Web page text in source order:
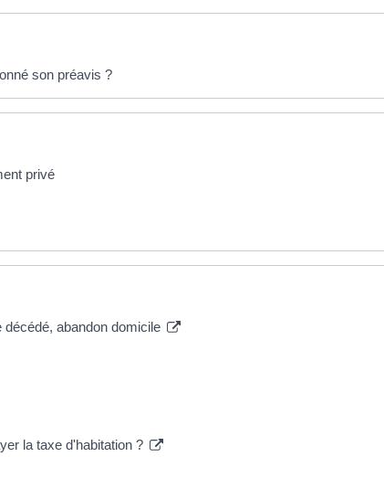
son préavis ?
privé
abandon domicile
la taxe d'habitation ?